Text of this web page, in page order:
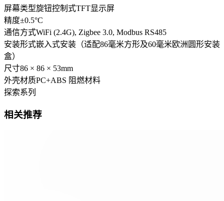
屏幕类型旋钮控制式TFT显示屏
精度±0.5°C
通信方式WiFi (2.4G), Zigbee 3.0, Modbus RS485
安装形式嵌入式安装（适配86毫米方形及60毫米欧洲圆形安装
盒）
尺寸86 × 86 × 53mm
外壳材质PC+ABS 阻燃材料
探索系列
相关推荐